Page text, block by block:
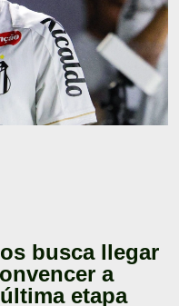
busca llegar
a
etapa